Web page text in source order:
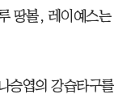
땅볼, 레이예스
승엽의 강습타구